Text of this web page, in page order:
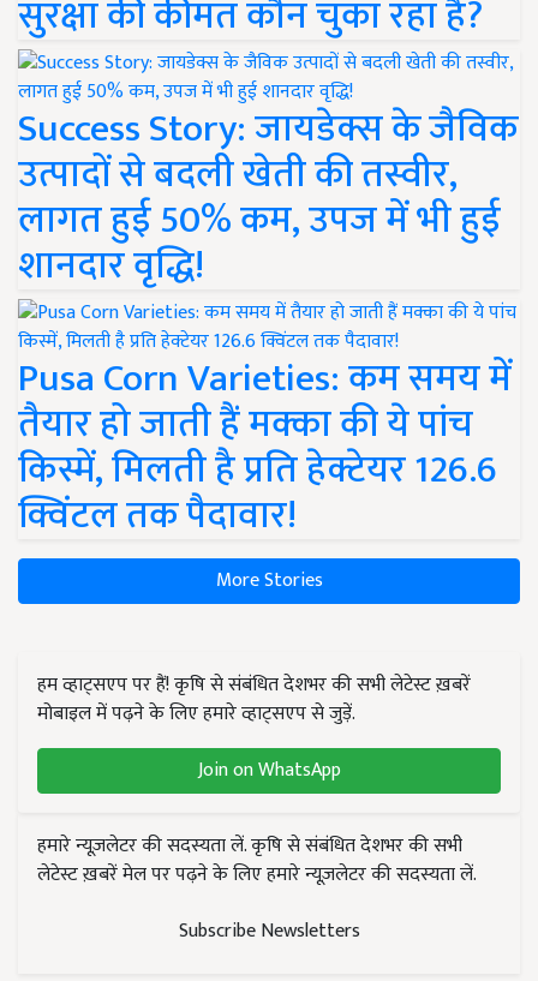
सुरक्षा की कीमत कौन चुका रहा है?
Success Story: जायडेक्स के जैविक
उत्पादों से बदली खेती की तस्वीर,
लागत हुई 50% कम, उपज में भी हुई
शानदार वृद्धि!
Pusa Corn Varieties: कम समय में
तैयार हो जाती हैं मक्का की ये पांच
किस्में, मिलती है प्रति हेक्टेयर 126.6
क्विंटल तक पैदावार!
More Stories
हम व्हाट्सएप पर हैं! कृषि से संबंधित देशभर की सभी लेटेस्ट ख़बरें
मोबाइल में पढ़ने के लिए हमारे व्हाट्सएप से जुड़ें.
Join on WhatsApp
हमारे न्यूज़लेटर की सदस्यता लें. कृषि से संबंधित देशभर की सभी
लेटेस्ट ख़बरें मेल पर पढ़ने के लिए हमारे न्यूज़लेटर की सदस्यता लें.
Subscribe Newsletters